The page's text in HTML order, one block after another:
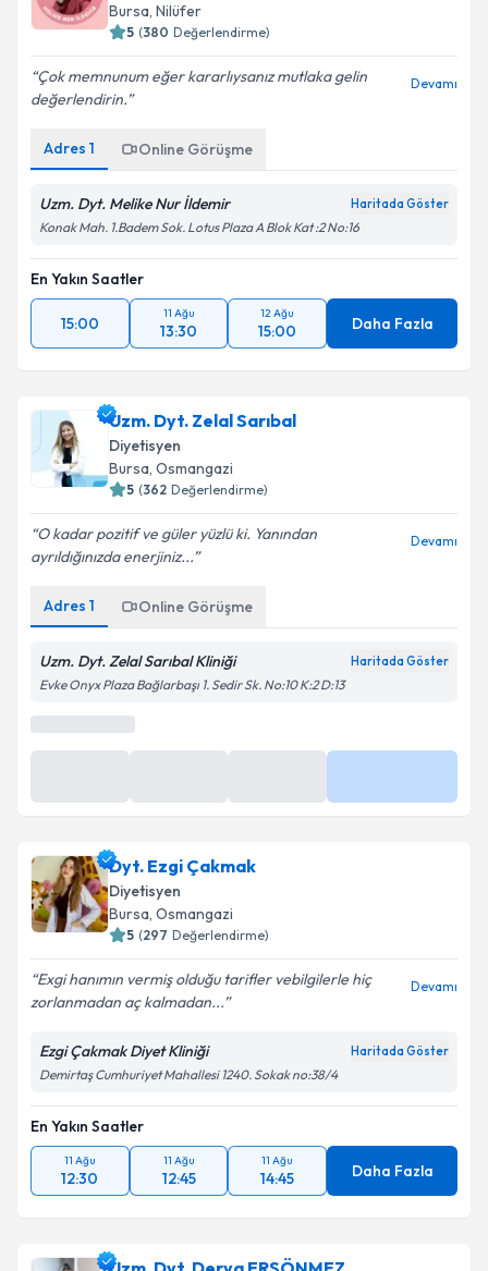
Bursa, Nilüfer
5 (380 Değerlendirme)
Çok memnunum eğer kararlıysanız mutlaka gelin
değerlendirin.
Devamı
Adres 1 Online Görüşme
Uzm. Dyt. Melike Nur İldemir Haritada Göster
Konak Mah. 1.Badem Sok. Lotus Plaza A Blok Kat :2 No:16
En Yakın Saatler
15:00
11 Ağu
13:30
12 Ağu
15:00 Daha Fazla
Uzm. Dyt. Zelal Sarıbal
Diyetisyen
Bursa, Osmangazi
5 (362 Değerlendirme)
O kadar pozitif ve güler yüzlü ki. Yanından
ayrıldığınızda enerjiniz...
Devamı
Adres 1 Online Görüşme
Uzm. Dyt. Zelal Sarıbal Kliniği Haritada Göster
Evke Onyx Plaza Bağlarbaşı 1. Sedir Sk. No:10 K:2 D:13
Dyt. Ezgi Çakmak
Diyetisyen
Bursa, Osmangazi
5 (297 Değerlendirme)
Exgi hanımın vermiş olduğu tarifler vebilgilerle hiç
zorlanmadan aç kalmadan...
Devamı
Ezgi Çakmak Diyet Kliniği Haritada Göster
Demirtaş Cumhuriyet Mahallesi 1240. Sokak no:38/4
En Yakın Saatler
11 Ağu
12:30
11 Ağu
12:45
11 Ağu
14:45 Daha Fazla